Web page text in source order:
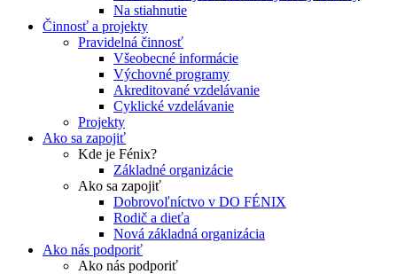
Na stiahnutie
Činnosť a projekty
Pravidelná činnosť
Všeobecné informácie
Výchovné programy
Akreditované vzdelávanie
Cyklické vzdelávanie
Projekty
Ako sa zapojiť
Kde je Fénix?
Základné organizácie
Ako sa zapojiť
Dobrovoľníctvo v DO FÉNIX
Rodič a dieťa
Nová základná organizácia
Ako nás podporiť
Ako nás podporiť